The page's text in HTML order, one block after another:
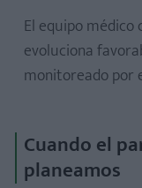
El equipo
evoluciona
monitoreado por
Cuando el
planeamos